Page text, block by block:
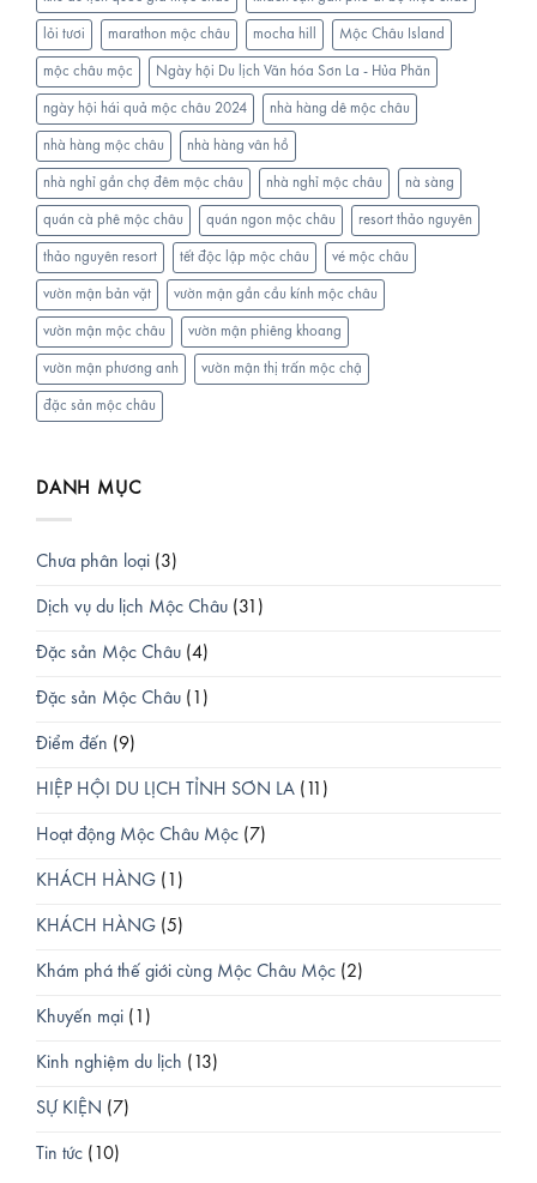
lỏi tươi marathon mộc châu mocha hill Mộc Châu Island
mộc châu mộc Ngày hội Du lịch Văn hóa Sơn La - Hủa Phăn
ngày hội hái quả mộc châu 2024 nhà hàng dê mộc châu
nhà hàng mộc châu nhà hàng vân hồ
nhà nghỉ gần chợ đêm mộc châu nhà nghỉ mộc châu nà sàng
quán cà phê mộc châu quán ngon mộc châu resort thảo nguyên
thảo nguyên resort tết độc lập mộc châu vé mộc châu
vườn mận bản vặt vườn mận gần cầu kính mộc châu
vườn mận mộc châu vườn mận phiêng khoang
vườn mận phương anh vườn mận thị trấn mộc chậ
đặc sản mộc châu
DANH MỤC
Chưa phân loại (3)
Dịch vụ du lịch Mộc Châu (31)
Đặc sản Mộc Châu (4)
Đặc sản Mộc Châu (1)
Điểm đến (9)
HIỆP HỘI DU LỊCH TỈNH SƠN LA (11)
Hoạt động Mộc Châu Mộc (7)
KHÁCH HÀNG (1)
KHÁCH HÀNG (5)
Khám phá thế giới cùng Mộc Châu Mộc (2)
Khuyến mại (1)
Kinh nghiệm du lịch (13)
SỰ KIỆN (7)
Tin tức (10)